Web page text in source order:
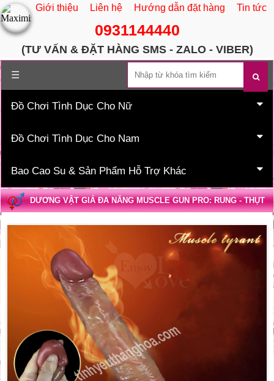
Giới thiệu Liên hệ Hướng dẫn đặt hàng Tin tức
0931144440
(TƯ VẤN & ĐẶT HÀNG SMS - ZALO - VIBER)
☰
Trang chủ
Đồ Chơi Tình Dục Cho Nữ
Đồ Chơi Tình Dục Cho Nam
Bao Cao Su & Sản Phẩm Hỗ Trợ Khác
DƯƠNG VẬT GIẢ ĐA NĂNG MUSCLE GUN PRO: RUNG - THỤT
- PHÁT NHIỆT